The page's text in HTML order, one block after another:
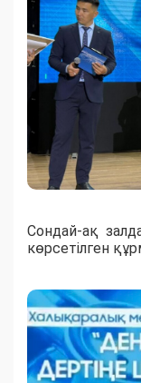
Сондай-ақ
көрсетілген